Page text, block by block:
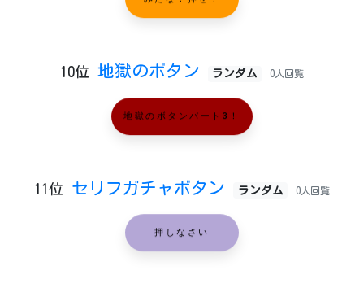
10位 地獄のボタン ランダム 0人回覧
地獄のボタンパート3！
11位 セリフガチャボタン ランダム 0人回覧
押しなさい